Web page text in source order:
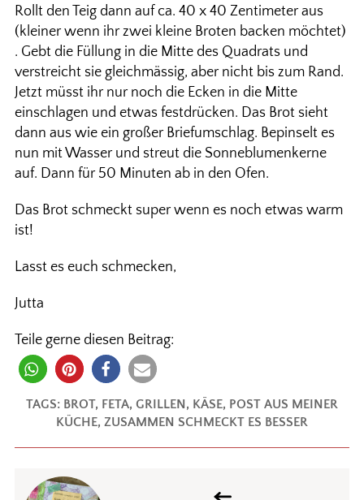
Rollt den Teig dann auf ca. 40 x 40 Zentimeter aus
(kleiner wenn ihr zwei kleine Broten backen möchtet)
. Gebt die Füllung in die Mitte des Quadrats und
verstreicht sie gleichmässig, aber nicht bis zum Rand.
Jetzt müsst ihr nur noch die Ecken in die Mitte
einschlagen und etwas festdrücken. Das Brot sieht
dann aus wie ein großer Briefumschlag. Bepinselt es
nun mit Wasser und streut die Sonneblumenkerne
auf. Dann für 50 Minuten ab in den Ofen.
Das Brot schmeckt super wenn es noch etwas warm
ist!
Lasst es euch schmecken,
Jutta
Teile gerne diesen Beitrag:
TAGS: BROT, FETA, GRILLEN, KÄSE, POST AUS MEINER
KÜCHE, ZUSAMMEN SCHMECKT ES BESSER